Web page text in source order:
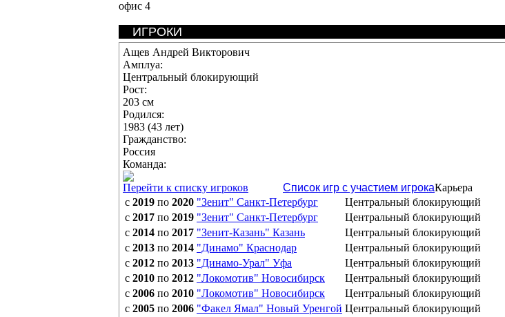
офис 4
ИГРОКИ
Ащев Андрей Викторович
Амплуа:
Центральный блокирующий
Рост:
203 см
Родился:
1983 (43 лет)
Гражданство:
Россия
Команда:
Перейти к списку игроков
Список игр с участием игрокаКарьера
с 2019 по 2020 "Зенит" Санкт-Петербург
Центральный блокирующий
с 2017 по 2019 "Зенит" Санкт-Петербург
Центральный блокирующий
с 2014 по 2017 "Зенит-Казань" Казань
Центральный блокирующий
с 2013 по 2014 "Динамо" Краснодар
Центральный блокирующий
с 2012 по 2013 "Динамо-Урал" Уфа
Центральный блокирующий
с 2010 по 2012 "Локомотив" Новосибирск
Центральный блокирующий
с 2006 по 2010 "Локомотив" Новосибирск
Центральный блокирующий
с 2005 по 2006 "Факел Ямал" Новый Уренгой Центральный блокирующий